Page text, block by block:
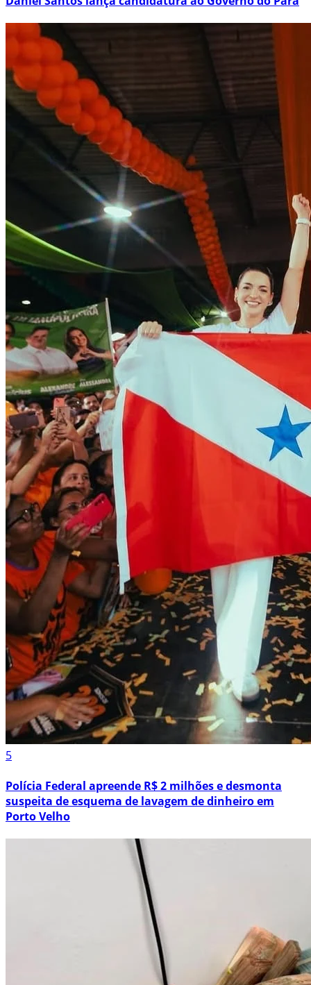
5
Polícia Federal apreende R$ 2 milhões e desmonta
suspeita de esquema de lavagem de dinheiro em
Porto Velho